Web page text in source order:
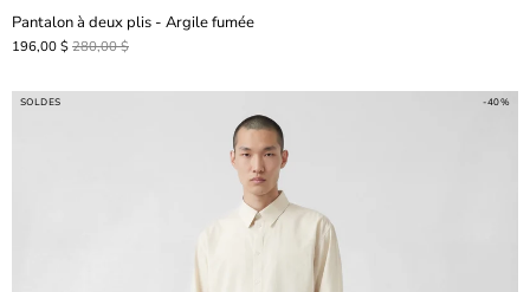
Pantalon à deux plis - Argile fumée
196,00 $ 280,00 $
SOLDES -40%